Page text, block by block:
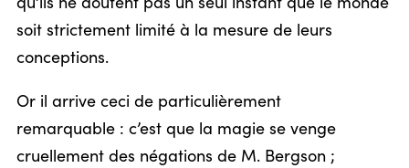
soit strictement limité à la mesure de leurs
conceptions.
Or il arrive ceci de particulièrement
remarquable : c’est que la magie se venge
cruellement des négations de M. Bergson ;